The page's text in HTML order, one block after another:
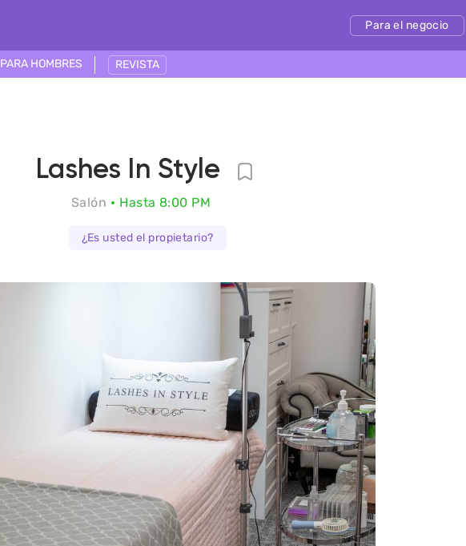
Para el negocio
PARA HOMBRES REVISTA
Lashes In Style
Salón Hasta 8:00 PM
¿Es usted el propietario?